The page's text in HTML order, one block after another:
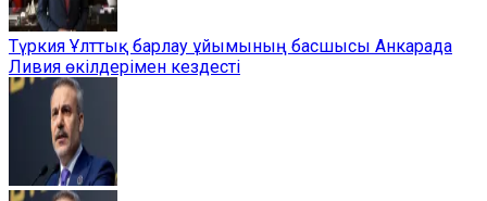
Түркия Ұлттық барлау ұйымының басшысы Анкарада
Ливия өкілдерімен кездесті